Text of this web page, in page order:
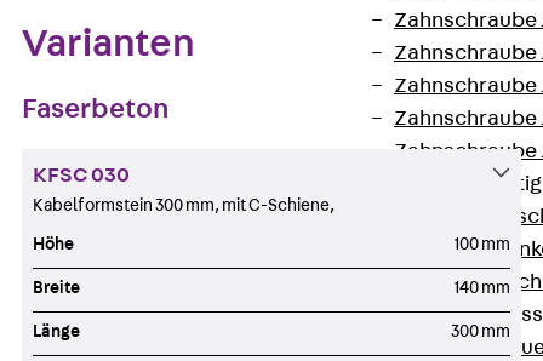
Zahnschraube
Zahnschraube
Zahnschraube
Zahnschraube
Zahnschraube
Varianten
Faserbeton
KFSC 030
Kabelformstein 300 mm, mit C-Schiene,
Höhe 100 mm
Breite 140 mm
Länge 300 mm